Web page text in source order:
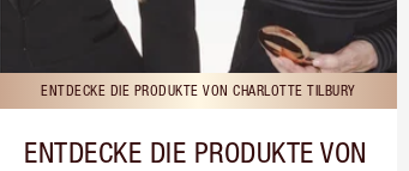
ENTDECKE DIE PRODUKTE VON CHARLOTTE TILBURY
ENTDECKE DIE PRODUKTE VON